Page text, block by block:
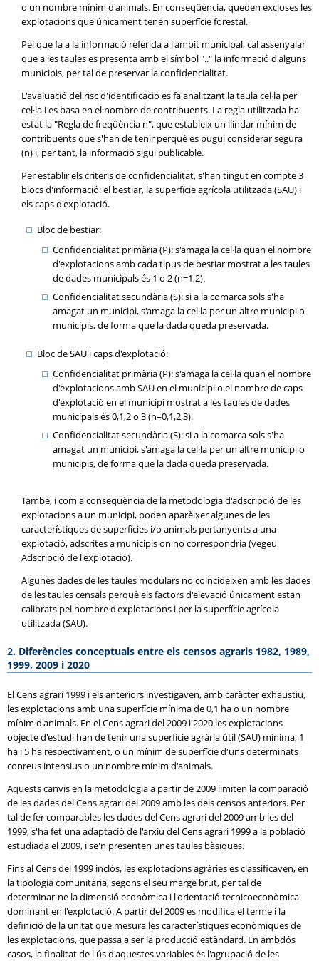
o un nombre mínim d'animals. En conseqüència, queden excloses les
explotacions que únicament tenen superfície forestal.
Pel que fa a la informació referida a l'àmbit municipal, cal assenyalar
que a les taules es presenta amb el símbol ".." la informació d'alguns
municipis, per tal de preservar la confidencialitat.
L'avaluació del risc d'identificació es fa analitzant la taula cel·la per
cel·la i es basa en el nombre de contribuents. La regla utilitzada ha
estat la "Regla de freqüència n", que estableix un llindar mínim de
contribuents que s'han de tenir perquè es pugui considerar segura
(n) i, per tant, la informació sigui publicable.
Per establir els criteris de confidencialitat, s'han tingut en compte 3
blocs d'informació: el bestiar, la superfície agrícola utilitzada (SAU) i
els caps d'explotació.
Bloc de bestiar:
Confidencialitat primària (P): s'amaga la cel·la quan el nombre
d'explotacions amb cada tipus de bestiar mostrat a les taules
de dades municipals és 1 o 2 (n=1,2).
Confidencialitat secundària (S): si a la comarca sols s'ha
amagat un municipi, s'amaga la cel·la per un altre municipi o
municipis, de forma que la dada queda preservada.
Bloc de SAU i caps d'explotació:
Confidencialitat primària (P): s'amaga la cel·la quan el nombre
d'explotacions amb SAU en el municipi o el nombre de caps
d'explotació en el municipi mostrat a les taules de dades
municipals és 0,1,2 o 3 (n=0,1,2,3).
Confidencialitat secundària (S): si a la comarca sols s'ha
amagat un municipi, s'amaga la cel·la per un altre municipi o
municipis, de forma que la dada queda preservada.
També, i com a conseqüència de la metodologia d'adscripció de les
explotacions a un municipi, poden aparèixer algunes de les
característiques de superfícies i/o animals pertanyents a una
explotació, adscrites a municipis on no correspondria (vegeu
Adscripció de l'explotació).
Algunes dades de les taules modulars no coincideixen amb les dades
de les taules censals perquè els factors d'elevació únicament estan
calibrats pel nombre d'explotacions i per la superfície agrícola
utilitzada (SAU).
2. Diferències conceptuals entre els censos agraris 1982, 1989,
1999, 2009 i 2020
El Cens agrari 1999 i els anteriors investigaven, amb caràcter exhaustiu,
les explotacions amb una superfície mínima de 0,1 ha o un nombre
mínim d'animals. En el Cens agrari del 2009 i 2020 les explotacions
objecte d'estudi han de tenir una superfície agrària útil (SAU) mínima, 1
ha i 5 ha respectivament, o un mínim de superfície d'uns determinats
conreus intensius o un nombre mínim d'animals.
Aquests canvis en la metodologia a partir de 2009 limiten la comparació
de les dades del Cens agrari del 2009 amb les dels censos anteriors. Per
tal de fer comparables les dades del Cens agrari del 2009 amb les del
1999, s'ha fet una adaptació de l'arxiu del Cens agrari 1999 a la població
estudiada el 2009, i se'n presenten unes taules bàsiques.
Fins al Cens del 1999 inclòs, les explotacions agràries es classificaven, en
la tipologia comunitària, segons el seu marge brut, per tal de
determinar-ne la dimensió econòmica i l'orientació tecnicoeconòmica
dominant en l'explotació. A partir del 2009 es modifica el terme i la
definició de la unitat que mesura les característiques econòmiques de
les explotacions, que passa a ser la producció estàndard. En ambdós
casos, la finalitat de l'ús d'aquestes variables és l'agrupació de les